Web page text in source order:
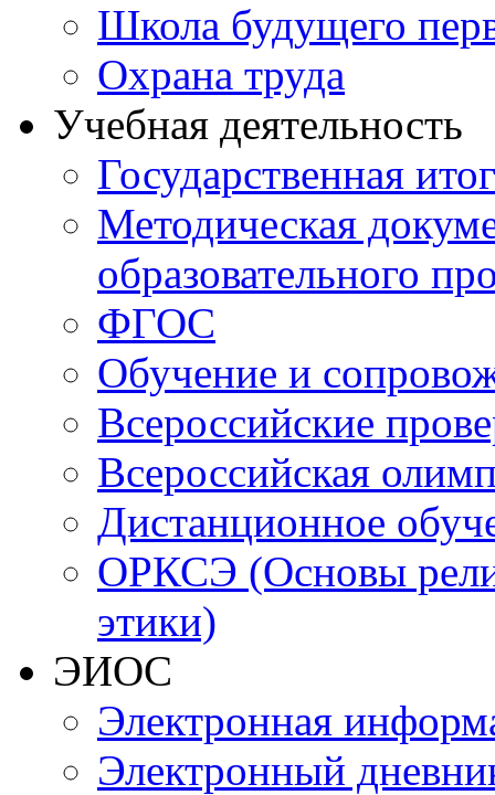
Школа будущего
Охрана труда
Учебная деятельность
Государственная
Методическая
образовательного
ФГОС
Обучение и
Всероссийские
Всероссийская
Дистанционное
ОРКСЭ (Основы
этики)
ЭИОС
Электронная
Электронный